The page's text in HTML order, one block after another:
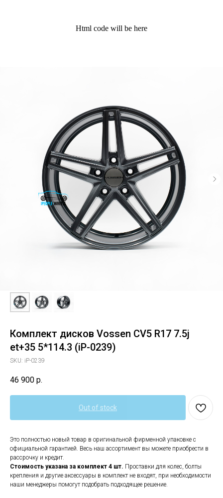
Html code will be here
Комплект дисков Vossen CV5 R17 7.5j
et+35 5*114.3 (iP-0239)
SKU: iP-0239
46 900 р.
Out of stock
Это полностью новый товар в оригинальной фирменной упаковке с
официальной гарантией. Весь наш ассортимент вы можете приобрести в
рассрочку и кредит.
Стоимость указана за комплект 4 шт. Проставки для колес, болты
крепления и другие аксессуары в комплект не входят, при необходимости
наши менеджеры помогут подобрать подходящее решение.